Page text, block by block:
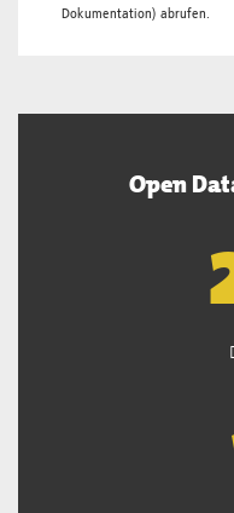
Dokumentation) abrufen.
Open